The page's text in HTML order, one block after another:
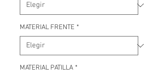
MATERIAL FRENTE *
MATERIAL PATILLA *